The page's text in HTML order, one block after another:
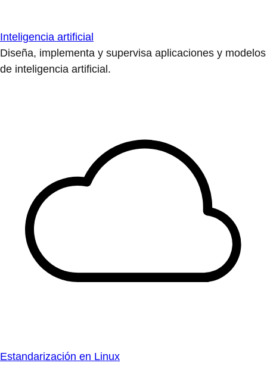
Inteligencia artificial
Diseña, implementa y supervisa aplicaciones y modelos
de inteligencia artificial.
Estandarización en Linux